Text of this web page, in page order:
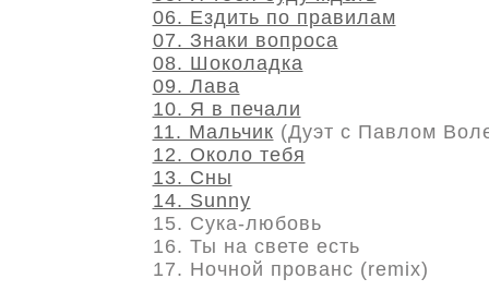
06. Ездить по правилам
07. Знаки вопроса
08. Шоколадка
09. Лава
10. Я в печали
11. Мальчик (Дуэт с Павлом
12. Около тебя
13. Сны
14. Sunny
15. Сука-любовь
16. Ты на свете есть
17. Ночной прованс (remix)